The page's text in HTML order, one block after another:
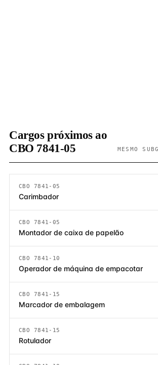
Cargos próximos ao
CBO 7841-05
MESMO
CBO 7841-05
Carimbador
CBO 7841-05
Montador de caixa de papelão
CBO 7841-10
Operador de máquina de empacotar
CBO 7841-15
Marcador de embalagem
CBO 7841-15
Rotulador